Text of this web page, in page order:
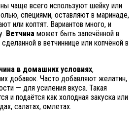
чаще всего используют шейку или
специями, оставляют в маринаде,
или коптят. Вариантов много, и
Ветчина может быть запечённой в
в ветчиннице или копчёной в
в домашних условиях,
добавок. Часто добавляют желатин,
— для усиления вкуса. Такая
и подаётся как холодная закуска или
салатах, омлетах.